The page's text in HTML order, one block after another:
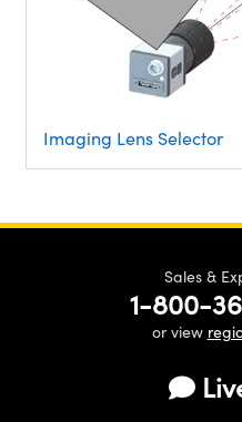
Imaging Lens Selector
Sales &
1-800-
or view